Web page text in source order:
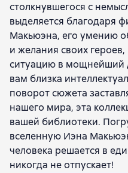
столкнувшегося с
выделяется благодаря
Макьюэна, его умению
и желания своих
ситуацию в мощнейший
вам близка
поворот сюжета
нашего мира, эта
вашей библиотеки.
вселенную Иэна
человека решается в
никогда не отпускает!